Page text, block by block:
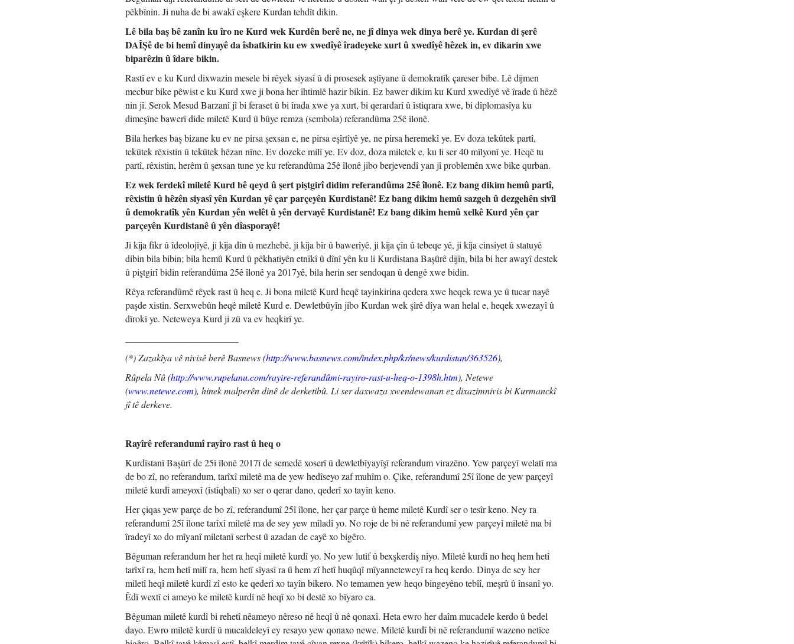
pêkbînin. Ji nuha de bi awakî eşkere Kurdan tehdît dikin.
Lê bila baş bê zanîn ku îro ne Kurd wek Kurdên berê ne, ne jî dinya wek dinya berê ye. Kurdan di şerê
DAÎŞê de bi hemî dinyayê da îsbatkirin ku ew xwedîyê îradeyeke xurt û xwedîyê hêzek in, ev dikarin xwe
biparêzin û îdare bikin.
Rastî ev e ku Kurd dixwazin mesele bi rêyek siyasî û di prosesek aştîyane û demokratîk çareser bibe. Lê dijmen
mecbur bike pêwist e ku Kurd xwe ji bona her îhtimlê hazir bikin. Ez bawer dikim ku Kurd xwedîyê vê îrade û hêzê
nin jî. Serok Mesud Barzanî jî bi feraset û bi îrada xwe ya xurt, bi qerardarî û îstiqrara xwe, bi dîplomasîya ku
dimeşîne bawerî dide miletê Kurd û bûye remza (sembola) referandûma 25ê îlonê.
Bila herkes baş bizane ku ev ne pirsa şexsan e, ne pirsa eşîrtîyê ye, ne pirsa heremekî ye. Ev doza tekûtek partî,
tekûtek rêxistin û tekûtek hêzan nîne. Ev dozeke milî ye. Ev doz, doza miletek e, ku li ser 40 mîlyonî ye. Heqê tu
partî, rêxistin, herêm û şexsan tune ye ku referandûma 25ê îlonê jibo berjevendî yan jî problemên xwe bike qurban.
Ez wek ferdekî miletê Kurd bê qeyd û şert piştgirî didim referandûma 25ê îlonê. Ez bang dikim hemû partî,
rêxistin û hêzên siyasî yên Kurdan yê çar parçeyên Kurdistanê! Ez bang dikim hemû sazgeh û dezgehên sivîl
û demokratîk yên Kurdan yên welêt û yên dervayê Kurdistanê! Ez bang dikim hemû xelkê Kurd yên çar
parçeyên Kurdistanê û yên dîasporayê!
Ji kîja fikr û îdeolojîyê, ji kîja dîn û mezhebê, ji kîja bîr û bawerîyê, ji kîja çîn û tebeqe yê, ji kîja cinsiyet û statuyê
dibin bila bibin; bila hemû Kurd û pêkhatiyên etnîkî û dînî yên ku li Kurdistana Başûrê dijîn, bila bi her awayî destek
û piştgirî bidin referandûma 25ê îlonê ya 2017yê, bila herin ser sendoqan û dengê xwe bidin.
Rêya referandûmê rêyek rast û heq e. Ji bona miletê Kurd heqê tayinkirina qedera xwe heqek rewa ye û tucar nayê
paşde xistin. Serxwebûn heqê miletê Kurd e. Dewletbûyîn jibo Kurdan wek şîrê dîya wan helal e, heqek xwezayî û
dîrokî ye. Neteweya Kurd ji zû va ev heqkirî ye.
(*) Zazakîya vê nivisê berê Basnews (http://www.basnews.com/index.php/kr/news/kurdistan/363526),
Rûpela Nû (http://www.rupelanu.com/rayire-referandûmi-rayiro-rast-u-heq-o-1398h.htm), Netewe
(www.netewe.com), hinek malperên dinê de derketibû. Li ser daxwaza xwendewanan ez dixazimnivis bi Kurmanckî
jî tê derkeve.
Rayîrê referandumî rayîro rast û heq o
Kurdîstanî Başûrî de 25î îlonê 2017î de semedê xoserî û dewletbîyayîşî referandum virazêno. Yew parçeyî welatî ma
de bo zî, no referandum, tarîxî miletê ma de yew hedîseyo zaf muhîm o. Çike, referandumî 25î îlone de yew parçeyî
miletê kurdî ameyoxî (îstîqbalî) xo ser o qerar dano, qederî xo tayîn keno.
Her çiqas yew parçe de bo zî, referandumî 25î îlone, her çar parçe û heme miletê Kurdî ser o tesîr keno. Ney ra
referandumî 25î îlone tarîxî miletê ma de sey yew mîladî yo. No roje de bi nê referandumî yew parçeyî miletê ma bi
îradeyî xo do mîyanî miletanî serbest û azadan de cayê xo bigêro.
Bêguman referandum her het ra heqî miletê kurdî yo. No yew lutif û bexşkerdiş nîyo. Miletê kurdî no heq hem hetî
tarîxî ra, hem hetî milî ra, hem hetî sîyasî ra û hem zî hetî huqûqî mîyanneteweyî ra heq kerdo. Dinya de sey her
miletî heqî miletê kurdî zî esto ke qederî xo tayîn bikero. No temamen yew heqo bingeyêno tebîî, meşrû û însanî yo.
Êdî wextî ci ameyo ke miletê kurdî nê heqî xo bi destê xo bîyaro ca.
Bêguman miletê kurdî bi rehetî nêameyo nêreso nê heqî û nê qonaxî. Heta ewro her daîm mucadele kerdo û bedel
dayo. Ewro miletê kurdî û mucaldeleyî ey resayo yew qonaxo newe. Miletê kurdî bi nê referandumî wazeno netîce